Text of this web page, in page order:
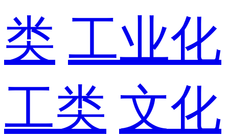
类 工业化
工类 文化